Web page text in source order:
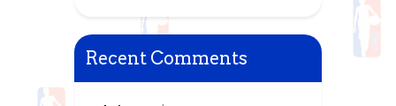
Recent Comments